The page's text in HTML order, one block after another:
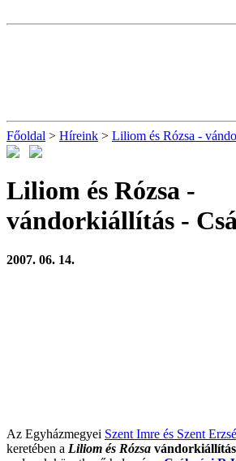
Főoldal > Híreink > Liliom és Rózsa -
Liliom és Rózsa -
vándorkiállítás -
2007. 06. 14.
Az Egyházmegyei Szent Imre és Szent
keretében a Liliom és Rózsa vándorkiállítás